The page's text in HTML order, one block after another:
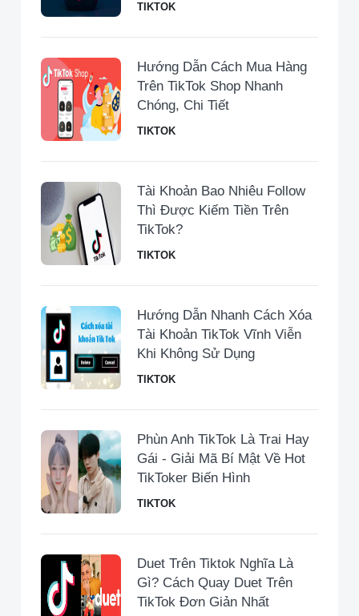
TIKTOK
Hướng Dẫn Cách Mua Hàng
Trên TikTok Shop Nhanh
Chóng, Chi Tiết
TIKTOK
Tài Khoản Bao Nhiêu Follow
Thì Được Kiếm Tiền Trên
TikTok?
TIKTOK
Hướng Dẫn Nhanh Cách Xóa
Tài Khoản TikTok Vĩnh Viễn
Khi Không Sử Dụng
TIKTOK
Phùn Anh TikTok Là Trai Hay
Gái - Giải Mã Bí Mật Về Hot
TikToker Biến Hình
TIKTOK
Duet Trên Tiktok Nghĩa Là
Gì? Cách Quay Duet Trên
TikTok Đơn Giản Nhất